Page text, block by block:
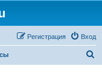
Вход
Регистрация